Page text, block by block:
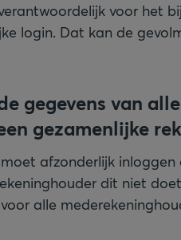
voor het
login. Dat kan de
gegevens van alle
gezamenlijke
afzonderlijk inloggen
dit niet
alle